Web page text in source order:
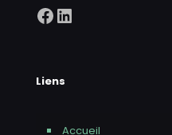
Facebook
LinkedIn
Liens
Accueil